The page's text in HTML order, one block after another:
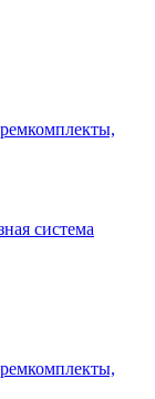
система